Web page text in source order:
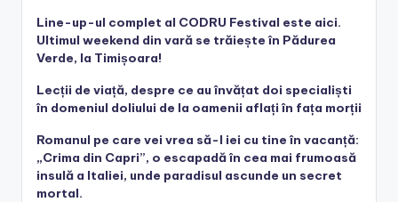
Line-up-ul complet al CODRU Festival este aici.
Ultimul weekend din vară se trăiește în Pădurea
Verde, la Timișoara!
Lecții de viață, despre ce au învățat doi specialiști
în domeniul doliului de la oamenii aflați în fața morții
Romanul pe care vei vrea să-l iei cu tine în vacanță:
„Crima din Capri”, o escapadă în cea mai frumoasă
insulă a Italiei, unde paradisul ascunde un secret
mortal.